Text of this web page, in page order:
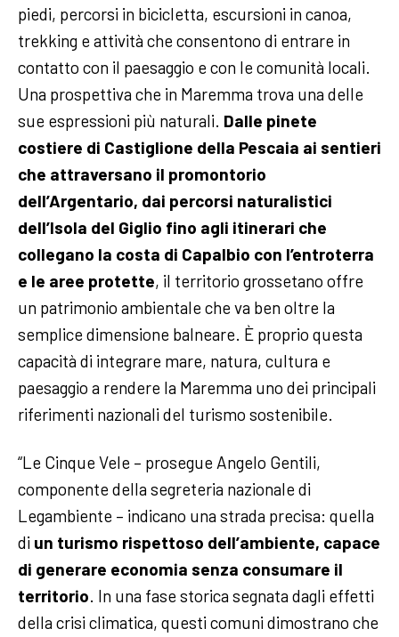
piedi, percorsi in bicicletta, escursioni in canoa,
trekking e attività che consentono di entrare in
contatto con il paesaggio e con le comunità locali.
Una prospettiva che in Maremma trova una delle
sue espressioni più naturali. Dalle pinete
costiere di Castiglione della Pescaia ai sentieri
che attraversano il promontorio
dell’Argentario, dai percorsi naturalistici
dell’Isola del Giglio fino agli itinerari che
collegano la costa di Capalbio con l’entroterra
e le aree protette, il territorio grossetano offre
un patrimonio ambientale che va ben oltre la
semplice dimensione balneare. È proprio questa
capacità di integrare mare, natura, cultura e
paesaggio a rendere la Maremma uno dei principali
riferimenti nazionali del turismo sostenibile.
“Le Cinque Vele – prosegue Angelo Gentili,
componente della segreteria nazionale di
Legambiente – indicano una strada precisa: quella
di un turismo rispettoso dell’ambiente, capace
di generare economia senza consumare il
territorio. In una fase storica segnata dagli effetti
della crisi climatica, questi comuni dimostrano che